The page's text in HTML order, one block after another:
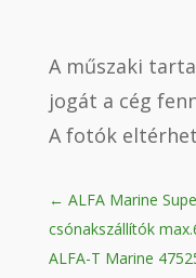
A műszaki
jogát a cég
A fotók
← ALFA Marine
csónakszállítók
ALFA-T Marine